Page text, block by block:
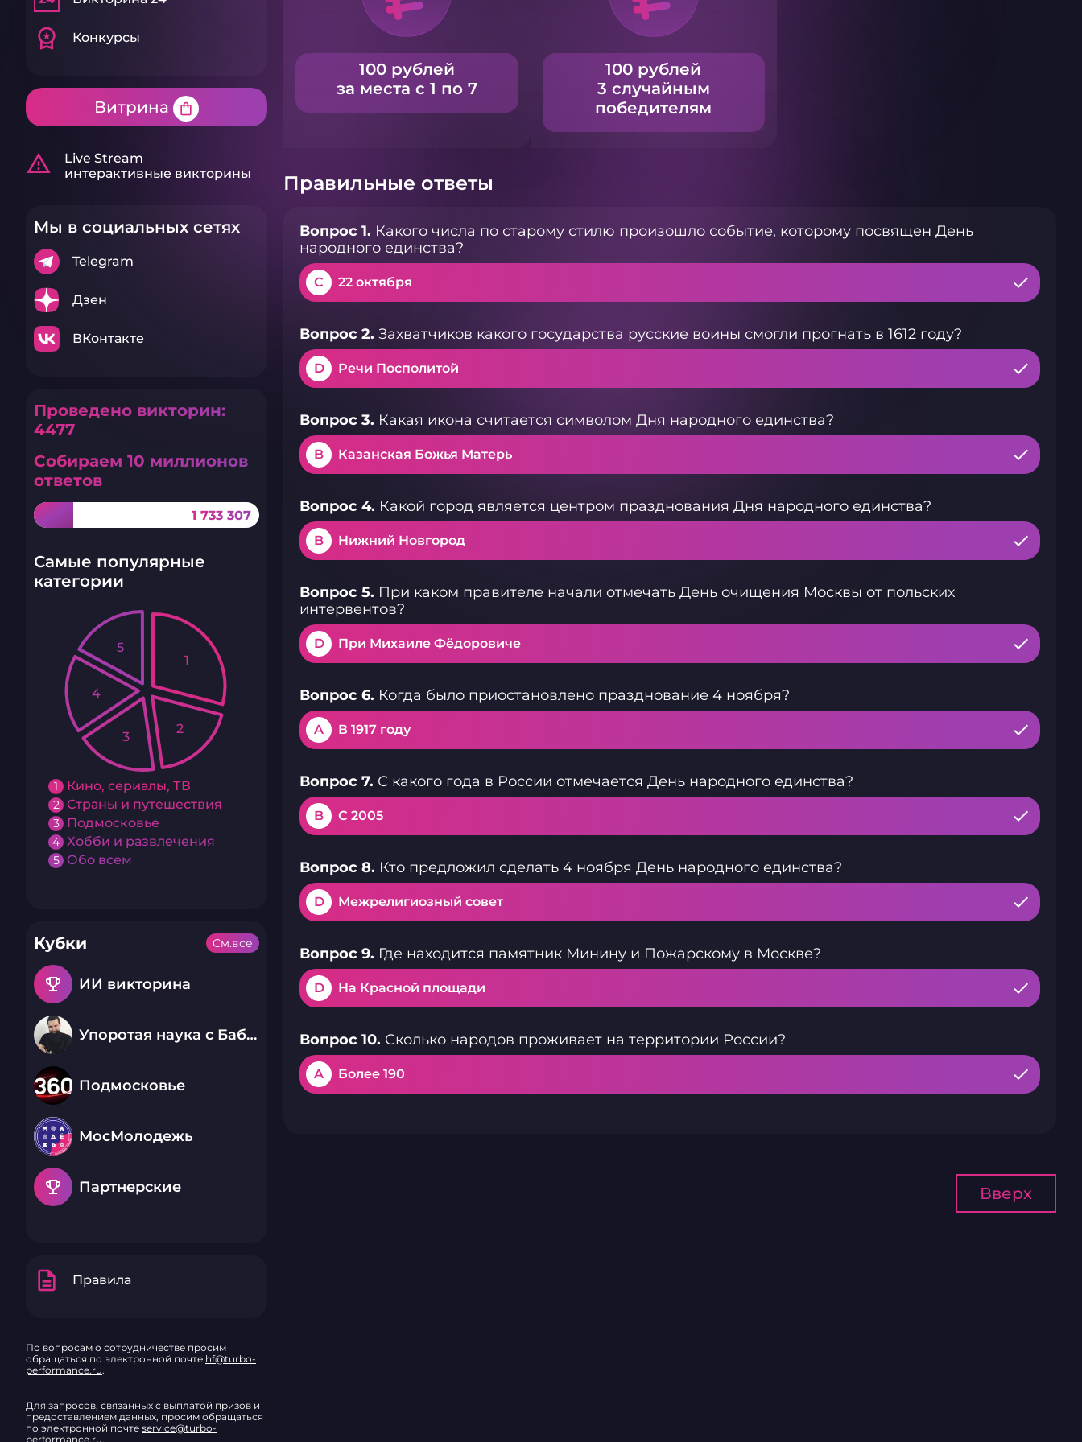
workspace_premium Конкурсы
Витрина shopping_bag
warning_amber
Live Stream
интерактивные викторины
Мы в социальных сетях
Telegram
Дзен
ВКонтакте
Проведено викторин:
4477
Собираем 10 миллионов
ответов
1 733 307
Самые популярные
категории
1 Кино, сериалы, ТВ
2 Страны и путешествия
3 Подмосковье
4 Хобби и развлечения
5 Обо всем
1
2
3
4
5
Кубки
emoji_events ИИ викторина
Упоротая наука с Бабаем Лютым
Подмосковье
МосМолодежь
emoji_events Партнерские
См.все
description Правила
По вопросам о сотрудничестве просим
обращаться по электронной почте hf@turbo-
performance.ru.
Для запросов, связанных с выплатой призов и
предоставлением данных, просим обращаться
по электронной почте service@turbo-
performance.ru.
100 рублей
за места с 1 по 7
100 рублей
3 случайным
победителям
Правильные ответы
Вопрос 1. Какого числа по старому стилю произошло событие, которому посвящен День
народного единства?
C 22 октября
Вопрос 2. Захватчиков какого государства русские воины смогли прогнать в 1612 году?
D Речи Посполитой
Вопрос 3. Какая икона считается символом Дня народного единства?
B Казанская Божья Матерь
Вопрос 4. Какой город является центром празднования Дня народного единства?
B Нижний Новгород
Вопрос 5. При каком правителе начали отмечать День очищения Москвы от польских
интервентов?
D При Михаиле Фёдоровиче
Вопрос 6. Когда было приостановлено празднование 4 ноября?
A В 1917 году
Вопрос 7. С какого года в России отмечается День народного единства?
B С 2005
Вопрос 8. Кто предложил сделать 4 ноября День народного единства?
D Межрелигиозный совет
Вопрос 9. Где находится памятник Минину и Пожарскому в Москве?
D На Красной площади
Вопрос 10. Сколько народов проживает на территории России?
A Более 190
Вверх